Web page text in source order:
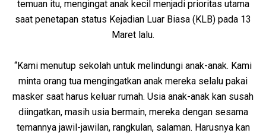
temuan itu, mengingat anak kecil menjadi prioritas utama
saat penetapan status Kejadian Luar Biasa (KLB) pada 13
Maret lalu.
“Kami menutup sekolah untuk melindungi anak-anak. Kami
minta orang tua mengingatkan anak mereka selalu pakai
masker saat harus keluar rumah. Usia anak-anak kan susah
diingatkan, masih usia bermain, mereka dengan sesama
temannya jawil-jawilan, rangkulan, salaman. Harusnya kan